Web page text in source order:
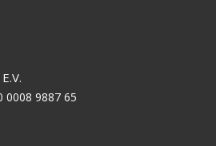
0008 9887 65